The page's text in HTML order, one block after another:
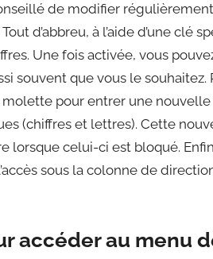
de modifier
d’abbreu, à l’aide d’une clé
Une fois activée, vous
souvent que vous le souhaitez.
pour entrer une
(chiffres et lettres). Cette
lorsque celui-ci est bloqué.
sous la colonne de
accéder au menu